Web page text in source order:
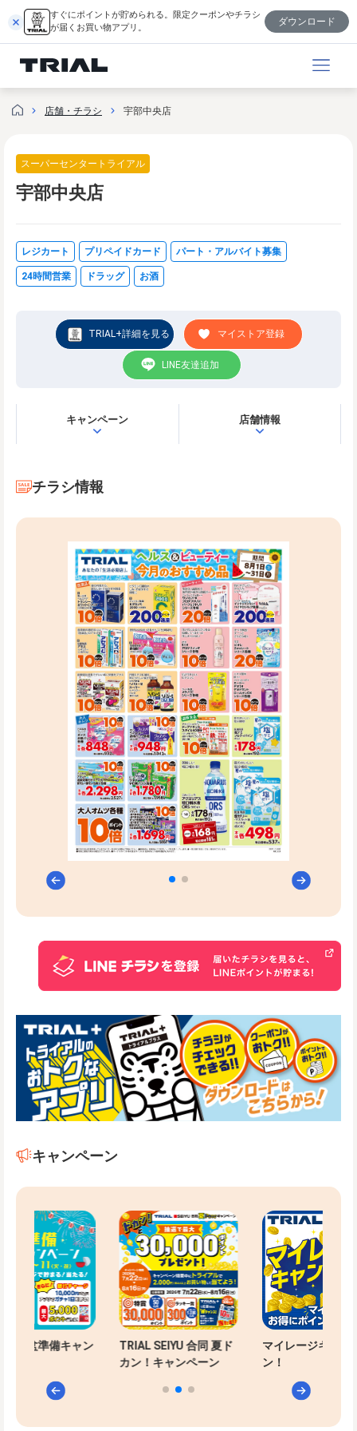
を
キ
すぐにポイントが貯められる。限定クーポンやチラシ
が届くお買い物アプリ。
ダウンロード
店舗・チラシ 宇部中央店
スーパーセンタートライアル
宇部中央店
レジカート プリペイドカード パート・アルバイト募集
24時間営業 ドラッグ お酒
TRIAL+詳細を見る マイストア登録
LINE友達追加
キャンペーン 店舗情報
チラシ情報
キャンペーン
お盆準備キャン
TRIAL SEIYU 合同 夏ド
カン！キャンペーン
マイレージキャン
ン！